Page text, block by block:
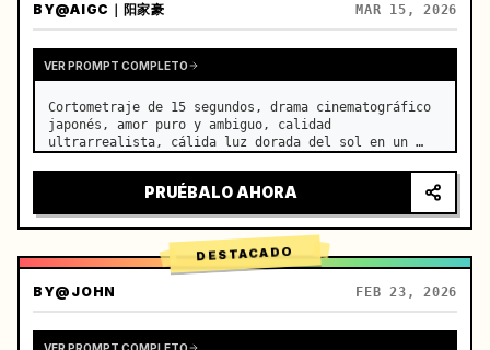
BY@AIGC｜阳家豪 MAR 15, 2026
VER PROMPT COMPLETO
Cortometraje de 15 segundos, drama cinematográfico
japonés, amor puro y ambiguo, calidad
ultrarrealista, cálida luz dorada del sol en un
las persianas sobre los pupitres contiguos, finas
motas de polvo flotand…
PRUÉBALO AHORA
DESTACADO
BY@JOHN FEB 23, 2026
VER PROMPT COMPLETO